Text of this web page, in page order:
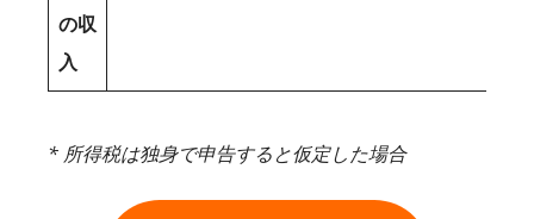
の収
入
* 所得税は独身で申告すると仮定した場合